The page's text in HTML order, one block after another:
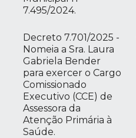
7.495/2024.
Decreto 7.701/2025 -
Nomeia a Sra. Laura
Gabriela Bender
para exercer o Cargo
Comissionado
Executivo (CCE) de
Assessora da
Atenção Primária à
Saúde.